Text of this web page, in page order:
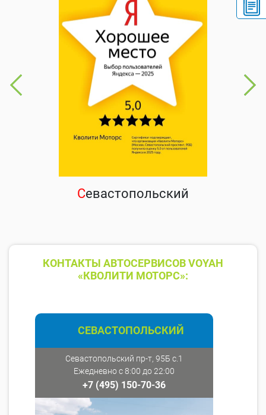
Севастопольский
КОНТАКТЫ АВТОСЕРВИСОВ VOYAH
«КВОЛИТИ МОТОРС»:
СЕВАСТОПОЛЬСКИЙ
Севастопольский пр-т, 95Б с.1
Ежедневно с 8:00 до 22:00
+7 (495) 150-70-36